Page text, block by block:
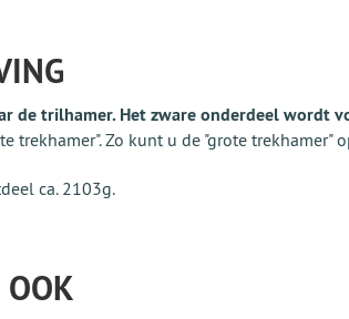
de trilhamer. Het zware onderdeel wordt
trekhamer". Zo kunt u de "grote
ca. 2103g.